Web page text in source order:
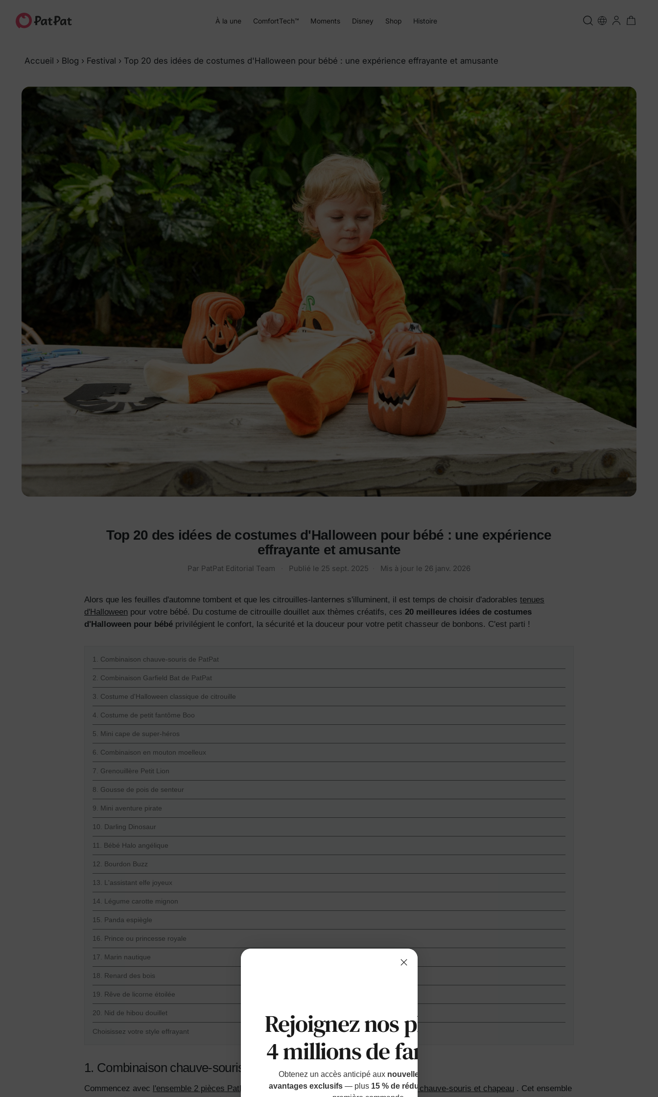
À la une ComfortTech™ Moments Disney Shop Histoire
Accueil › Blog › Festival › Top 20 des idées de costumes d'Halloween pour bébé : une expérience effrayante et amusante
Top 20 des idées de costumes d'Halloween pour bébé : une expérience
effrayante et amusante
Par PatPat Editorial Team Publié le 25 sept. 2025 Mis à jour le 26 janv. 2026
Alors que les feuilles d'automne tombent et que les citrouilles-lanternes s'illuminent, il est temps de choisir d'adorables tenues
d'Halloween pour votre bébé. Du costume de citrouille douillet aux thèmes créatifs, ces 20 meilleures idées de costumes
d'Halloween pour bébé privilégient le confort, la sécurité et la douceur pour votre petit chasseur de bonbons. C'est parti !
1. Combinaison chauve-souris de PatPat
2. Combinaison Garfield Bat de PatPat
3. Costume d'Halloween classique de citrouille
4. Costume de petit fantôme Boo
5. Mini cape de super-héros
6. Combinaison en mouton moelleux
7. Grenouillère Petit Lion
8. Gousse de pois de senteur
9. Mini aventure pirate
10. Darling Dinosaur
11. Bébé Halo angélique
12. Bourdon Buzz
13. L'assistant elfe joyeux
14. Légume carotte mignon
15. Panda espiègle
16. Prince ou princesse royale
17. Marin nautique
18. Renard des bois
19. Rêve de licorne étoilée
20. Nid de hibou douillet
Choisissez votre style effrayant
1. Combinaison chauve-souris de PatPat
Commencez avec l'ensemble 2 pièces PatPat pour bébé garçon/fille, 95 % coton, manches chauve-souris et chapeau . Cet ensemble
Rejoignez nos plus de
4 millions de familles
Obtenez un accès anticipé aux nouvelles sorties et
avantages exclusifs— plus 15 % de réductionsur votre